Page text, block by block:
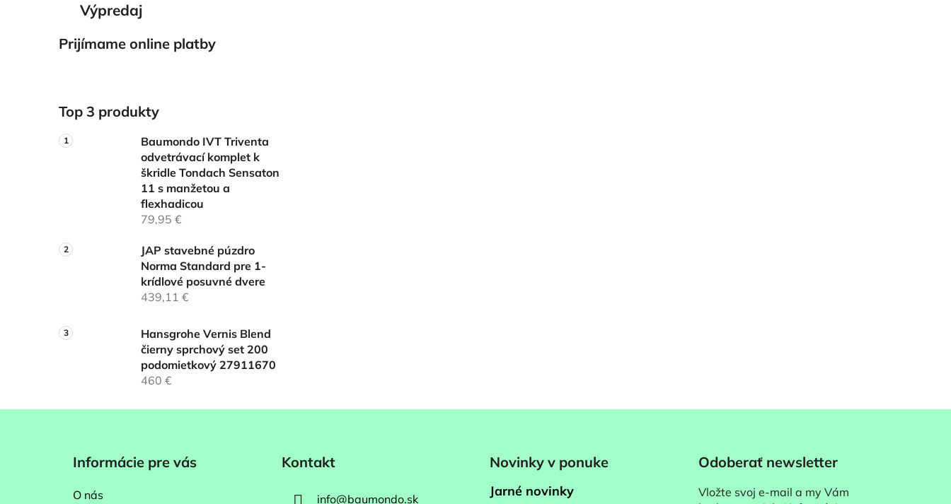
Výpredaj
Prijímame online platby
Top 3 produkty
Baumondo IVT Triventa
odvetrávací komplet k
škridle Tondach Sensaton
11 s manžetou a
flexhadicou
79,95 €
JAP stavebné púzdro
Norma Standard pre 1-
krídlové posuvné dvere
439,11 €
Hansgrohe Vernis Blend
čierny sprchový set 200
podomietkový 27911670
460 €
Informácie pre vás
O nás
Kontakt
info@baumondo.sk
Novinky v ponuke
Jarné novinky
Odoberať newsletter
Vložte svoj e-mail a my Vám